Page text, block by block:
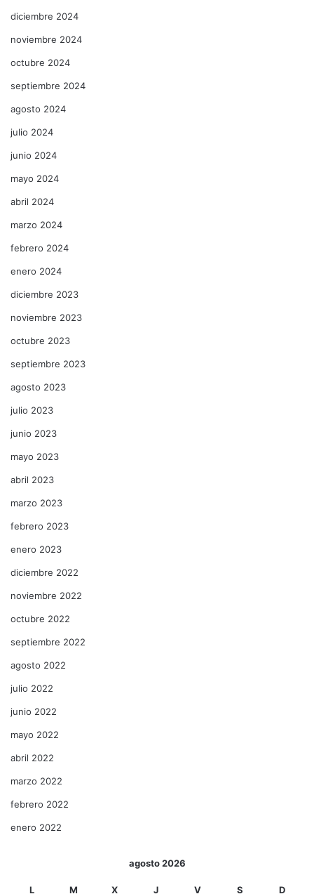
diciembre 2024
noviembre 2024
octubre 2024
septiembre 2024
agosto 2024
julio 2024
junio 2024
mayo 2024
abril 2024
marzo 2024
febrero 2024
enero 2024
diciembre 2023
noviembre 2023
octubre 2023
septiembre 2023
agosto 2023
julio 2023
junio 2023
mayo 2023
abril 2023
marzo 2023
febrero 2023
enero 2023
diciembre 2022
noviembre 2022
octubre 2022
septiembre 2022
agosto 2022
julio 2022
junio 2022
mayo 2022
abril 2022
marzo 2022
febrero 2022
enero 2022
agosto 2026
L M X J V S D